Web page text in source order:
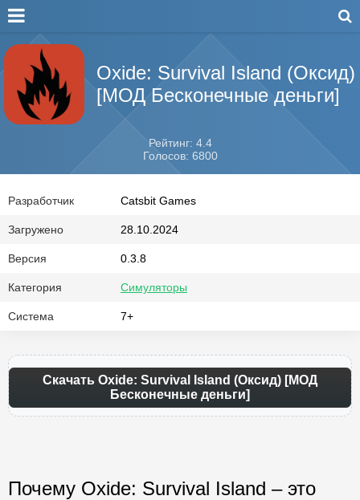
Oxide: Survival Island (Оксид)
[МОД Бесконечные деньги]
Рейтинг: 4.4
Голосов: 6800
Разработчик Catsbit Games
Загружено 28.10.2024
Версия 0.3.8
Категория Симуляторы
Система 7+
Скачать Oxide: Survival Island (Оксид) [МОД
Бесконечные деньги]
Почему Oxide: Survival Island – это